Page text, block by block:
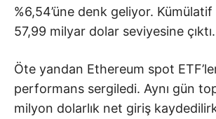
%6,54’üne denk geliyor.
57,99 milyar dolar seviyesine çıktı.
Öte yandan Ethereum spot
performans sergiledi. Aynı gün
milyon dolarlık net giriş